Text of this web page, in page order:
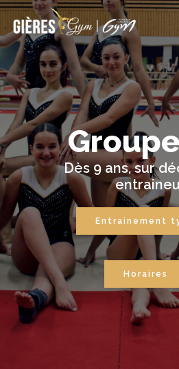
Skip
to
main
content
Groupe
Dès 9 ans, sur
Entrainement
Horaires